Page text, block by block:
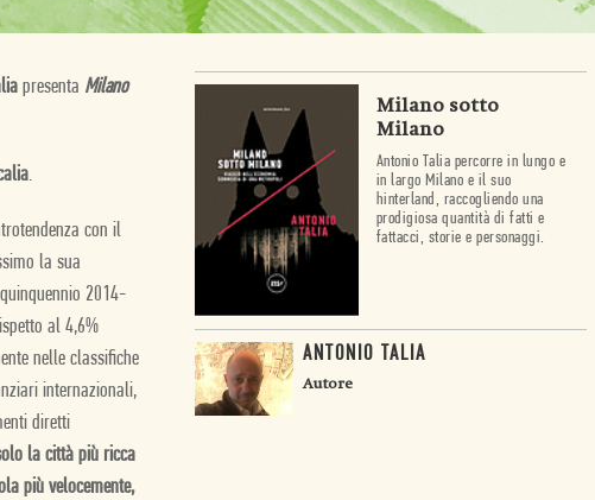
presenta Milano
.
con il
la sua
2014-
al 4,6%
nelle classifiche
internazionali,
diretti
la città più ricca
più velocemente,
Milano sotto
Milano
Antonio Talia percorre in lungo e
in largo Milano e il suo
hinterland, raccogliendo una
prodigiosa quantità di fatti e
fattacci, storie e personaggi.
ANTONIO TALIA
Autore